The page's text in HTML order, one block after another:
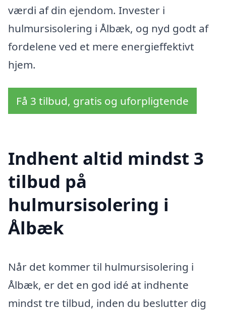
værdi af din ejendom. Invester i
hulmursisolering i Ålbæk, og nyd godt af
fordelene ved et mere energieffektivt
hjem.
Få 3 tilbud, gratis og uforpligtende
Indhent altid mindst 3
tilbud på
hulmursisolering i
Ålbæk
Når det kommer til hulmursisolering i
Ålbæk, er det en god idé at indhente
mindst tre tilbud, inden du beslutter dig